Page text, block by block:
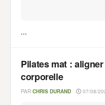
...
Pilates mat :
corporelle
PAR CHRIS DURAND 07/08/